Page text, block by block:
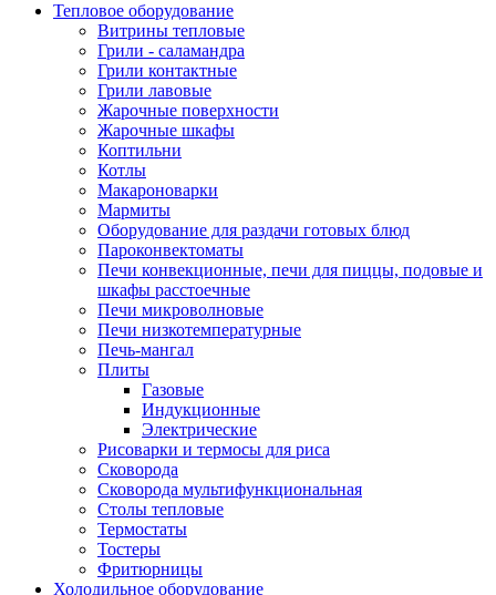
Тепловое оборудование
Витрины тепловые
Грили - саламандра
Грили контактные
Грили лавовые
Жарочные поверхности
Жарочные шкафы
Коптильни
Котлы
Макароноварки
Мармиты
Оборудование для раздачи готовых блюд
Пароконвектоматы
Печи конвекционные, печи для пиццы, подовые и
шкафы расстоечные
Печи микроволновые
Печи низкотемпературные
Печь-мангал
Плиты
Газовые
Индукционные
Электрические
Рисоварки и термосы для риса
Сковорода
Сковорода мультифункциональная
Столы тепловые
Термостаты
Тостеры
Фритюрницы
Холодильное оборудование